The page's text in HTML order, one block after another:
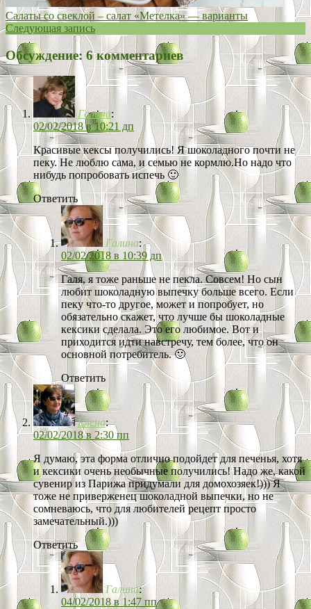
Салаты со свеклой – салат «Метелка» — варианты
Следующая запись
Обсуждение: 6 комментариев
Галина:
02/02/2018 в 10:21 дп
Красивые кексы получились! Я шоколадного почти не
пеку. Не люблю сама, и семью не кормлю.Но надо что
нибудь попробовать испечь 🙂
Ответить
Галина:
02/02/2018 в 10:39 дп
Галя, я тоже раньше не пекла. Совсем! Но сын
любит шоколадную выпечку больше всего. Если
пеку что-то другое, может и попробует, но
обязательно скажет, что лучше бы шоколадные
кексики сделала. Это его любимое. Вот и
приходится идти навстречу, тем более, что он
основной потребитель. 🙂
Ответить
Елена:
02/02/2018 в 2:30 пп
Я думаю, эта форма отлично подойдет для печенья, хотя
и кексики очень необычные получились! Надо же, какой
сувенир из Парижа придумали для домохозяек!))) Я
тоже не приверженец шоколадной выпечки, но не
сомневаюсь, что для любителей рецепт просто
замечательный.)))
Ответить
Галина:
04/02/2018 в 1:47 пп